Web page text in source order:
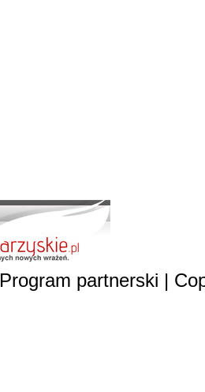
Program partnerski |